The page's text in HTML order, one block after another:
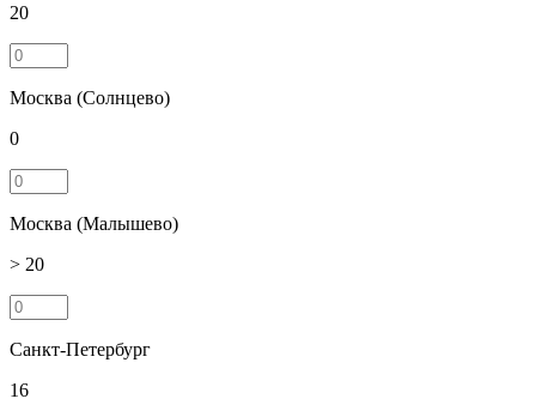
20
Москва (Солнцево)
0
Москва (Малышево)
> 20
Санкт-Петербург
16